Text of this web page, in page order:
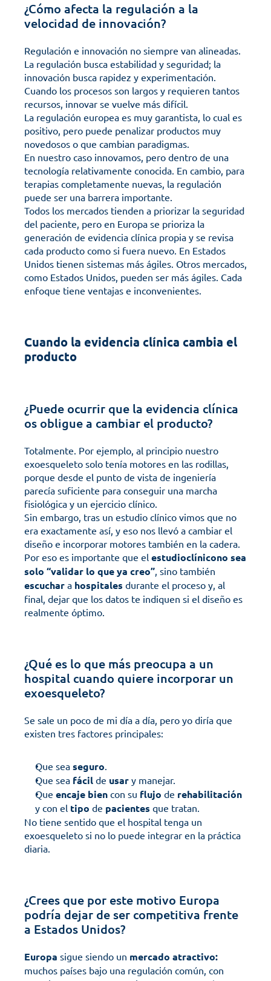
¿Cómo afecta la regulación a la
velocidad de innovación?
Regulación e innovación no siempre van alineadas.
La regulación busca estabilidad y seguridad; la
innovación busca rapidez y experimentación.
Cuando los procesos son largos y requieren tantos
recursos, innovar se vuelve más difícil.
La regulación europea es muy garantista, lo cual es
positivo, pero puede penalizar productos muy
novedosos o que cambian paradigmas.
En nuestro caso innovamos, pero dentro de una
tecnología relativamente conocida. En cambio, para
terapias completamente nuevas, la regulación
puede ser una barrera importante.
Todos los mercados tienden a priorizar la seguridad
del paciente, pero en Europa se prioriza la
generación de evidencia clínica propia y se revisa
cada producto como si fuera nuevo. En Estados
Unidos tienen sistemas más ágiles. Otros mercados,
como Estados Unidos, pueden ser más ágiles. Cada
enfoque tiene ventajas e inconvenientes.
Cuando la evidencia clínica cambia el
producto
¿Puede ocurrir que la evidencia clínica
os obligue a cambiar el producto?
Totalmente. Por ejemplo, al principio nuestro
exoesqueleto solo tenía motores en las rodillas,
porque desde el punto de vista de ingeniería
parecía suficiente para conseguir una marcha
fisiológica y un ejercicio clínico.
Sin embargo, tras un estudio clínico vimos que no
era exactamente así, y eso nos llevó a cambiar el
diseño e incorporar motores también en la cadera.
Por eso es importante que el estudioclínicono sea
solo “validar lo que ya creo”
escuchar a hospitales durante el proceso y, al
final, dejar que los datos te indiquen si el diseño es
realmente óptimo.
¿Qué es lo que más preocupa a un
hospital cuando quiere incorporar un
exoesqueleto?
Se sale un poco de mi día a día, pero yo diría que
existen tres factores principales:
Que sea seguro.
Que sea fácil de usar y manejar.
Que encaje bien con su flujo de rehabilitación
y con el tipo de pacientes que tratan.
No tiene sentido que el hospital tenga un
exoesqueleto si no lo puede integrar en la práctica
diaria.
¿Crees que por este motivo Europa
podría dejar de ser competitiva frente
a Estados Unidos?
Europa sigue siendo un mercado atractivo:
muchos países bajo una regulación común, con